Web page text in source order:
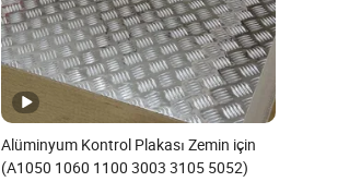
Alüminyum Kontrol Plakası Zemin için
(A1050 1060 1100 3003 3105 5052)